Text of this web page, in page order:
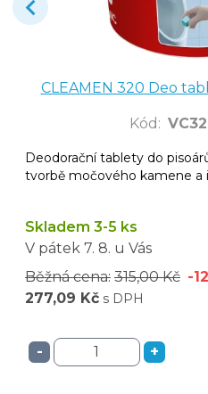
CLEAMEN 320 Deo
Kód :
Deodorační tablety do
tvorbě močového kamene a
Skladem 3-5 ks
V pátek 7. 8. u Vás
Běžná cena: 315,00 Kč -
277,09 Kč s DPH
- +